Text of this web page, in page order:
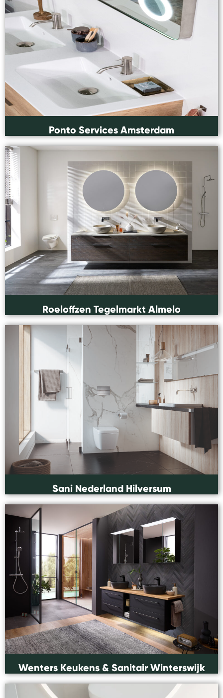
Ponto Services Amsterdam
Roeloffzen Tegelmarkt Almelo
Sani Nederland Hilversum
Wenters Keukens & Sanitair Winterswijk